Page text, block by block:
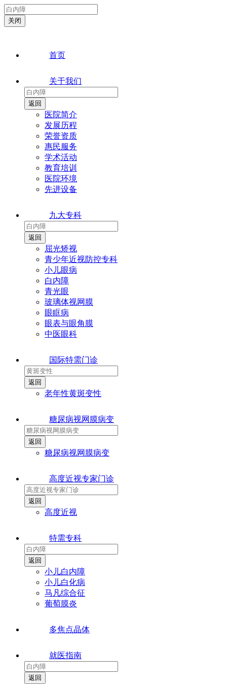
首页
关于我们
医院简介
发展历程
荣誉资质
惠民服务
学术活动
教育培训
医院环境
先进设备
九大专科
屈光矫视
青少年近视防控专科
小儿眼病
白内障
青光眼
玻璃体视网膜
眼眶病
眼表与眼角膜
中医眼科
国际特需门诊
老年性黄斑变性
糖尿病视网膜病变
糖尿病视网膜病变
高度近视专家门诊
高度近视
特需专科
小儿白内障
小儿白化病
马凡综合征
葡萄膜炎
多焦点晶体
就医指南